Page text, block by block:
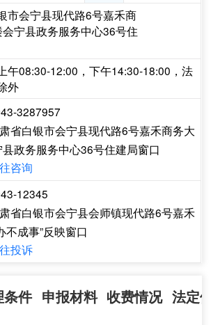
市会宁县现代路6号嘉禾商
宁县政务服务中心36号住
午08:30-12:00，下午14:30-18:00，法
外
3287957
省白银市会宁县现代路6号嘉禾商务大
政务服务中心36号住建局窗口
咨询
12345
省白银市会宁县会师镇现代路6号嘉禾
不成事”反映窗口
投诉
条件 申报材料 收费情况 法定